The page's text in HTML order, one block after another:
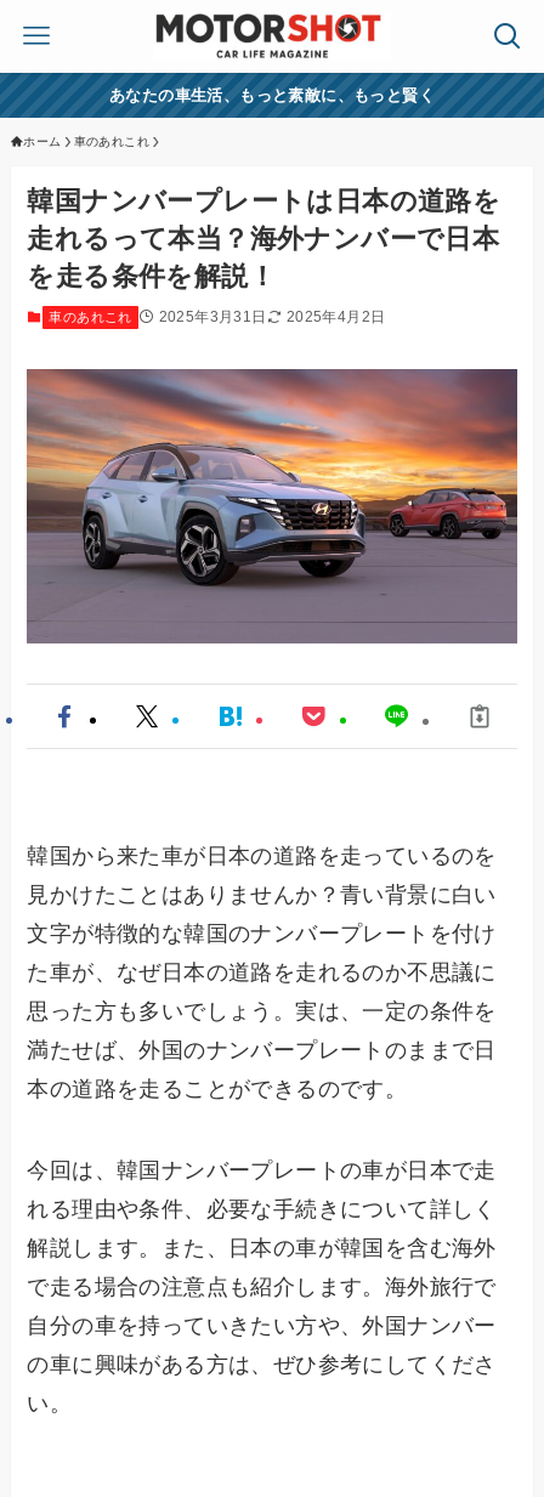
あなたの車生活、もっと素敵に、もっと賢く
ホーム 車のあれこれ
韓国ナンバープレートは日本の道路を
走れるって本当？海外ナンバーで日本
を走る条件を解説！
車のあれこれ 2025年3月31日 2025年4月2日
韓国から来た車が日本の道路を走っているのを
見かけたことはありませんか？青い背景に白い
文字が特徴的な韓国のナンバープレートを付け
た車が、なぜ日本の道路を走れるのか不思議に
思った方も多いでしょう。実は、一定の条件を
満たせば、外国のナンバープレートのままで日
本の道路を走ることができるのです。
今回は、韓国ナンバープレートの車が日本で走
れる理由や条件、必要な手続きについて詳しく
解説します。また、日本の車が韓国を含む海外
で走る場合の注意点も紹介します。海外旅行で
自分の車を持っていきたい方や、外国ナンバー
の車に興味がある方は、ぜひ参考にしてくださ
い。